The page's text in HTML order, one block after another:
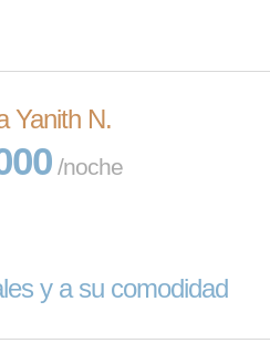
Yanith N.
/noche
y a su comodidad